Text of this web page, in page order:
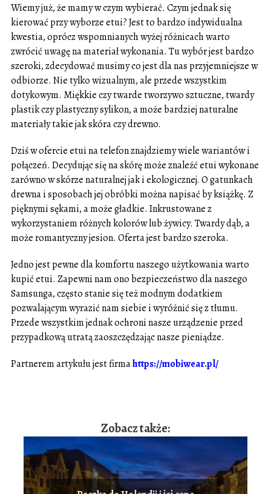
Wiemy już, że mamy w czym wybierać. Czym jednak się
kierować przy wyborze etui? Jest to bardzo indywidualna
kwestia, oprócz wspomnianych wyżej różnicach warto
zwrócić uwagę na materiał wykonania. Tu wybór jest bardzo
szeroki, zdecydować musimy co jest dla nas przyjemniejsze w
odbiorze. Nie tylko wizualnym, ale przede wszystkim
dotykowym. Miękkie czy twarde tworzywo sztuczne, twardy
plastik czy plastyczny sylikon, a może bardziej naturalne
materiały takie jak skóra czy drewno.
Dziś w ofercie etui na telefon znajdziemy wiele wariantów i
połączeń. Decydując się na skórę może znaleźć etui wykonane
zarówno w skórze naturalnej jak i ekologicznej. O gatunkach
drewna i sposobach jej obróbki można napisać by książkę. Z
pięknymi sękami, a może gładkie. Inkrustowane z
wykorzystaniem różnych kolorów lub żywicy. Twardy dąb, a
może romantyczny jesion. Oferta jest bardzo szeroka.
Jedno jest pewne dla komfortu naszego użytkowania warto
kupić etui. Zapewni nam ono bezpieczeństwo dla naszego
Samsunga, często stanie się też modnym dodatkiem
pozwalającym wyrazić nam siebie i wyróżnić się z tłumu.
Przede wszystkim jednak ochroni nasze urządzenie przed
przypadkową utratą zaoszczędzając nasze pieniądze.
Partnerem artykułu jest firmahttps://mobiwear.pl/
Zobacz także: